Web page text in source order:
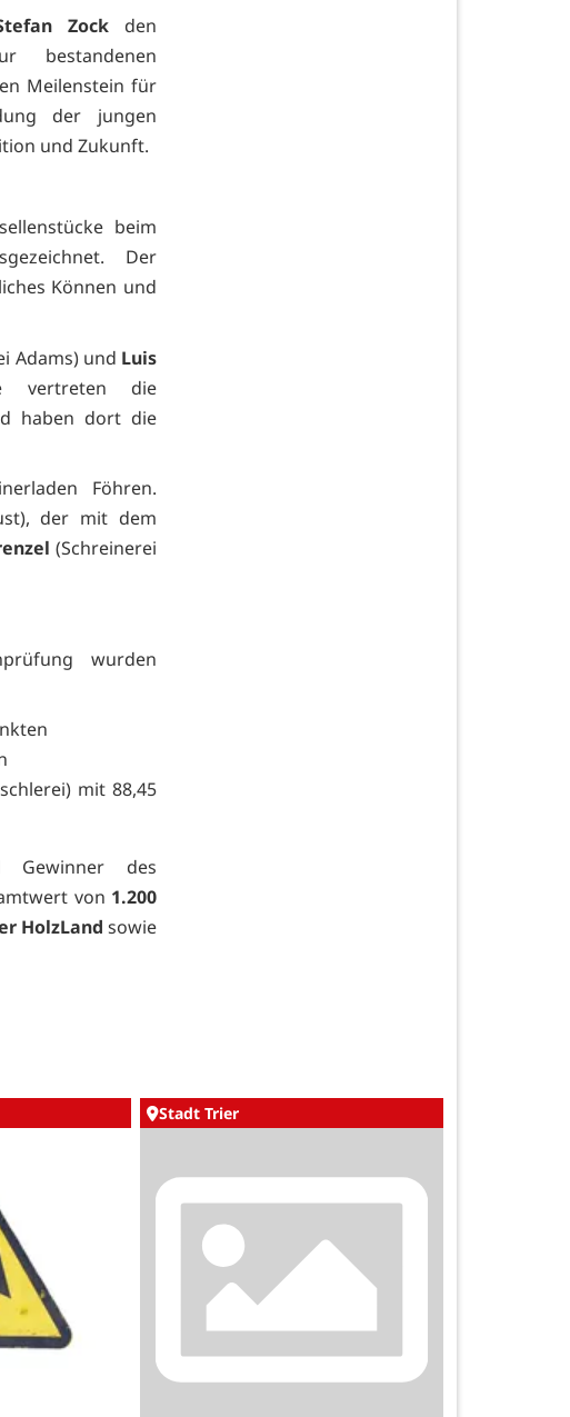
Zockden
bestandenen
Meilenstein für
der jungen
und Zukunft.
beim
Der
Können und
Adams) und Luis
vertreten die
haben dort die
Föhren.
der mit dem
(Schreinerei
wurden
mit 88,45
Gewinner des
von 1.200
HolzLand sowie
Stadt Trier